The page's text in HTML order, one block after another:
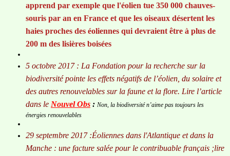
apprend par exemple que l'éolien tue 350 000 chauves-
souris par an en France et que les oiseaux désertent les
haies proches des éoliennes qui devraient être à plus de
200 m des lisières boisées
5 octobre 2017 : La Fondation pour la recherche sur la
biodiversité pointe les effets négatifs de l’éolien, du solaire et
des autres renouvelables sur la faune et la flore. Lire l’article
dans le Nouvel Obs : Non, la biodiversité n’aime pas toujours les
énergies renouvelables
29 septembre 2017 :Éoliennes dans l'Atlantique et dans la
Manche : une facture salée pour le contribuable français ;lire